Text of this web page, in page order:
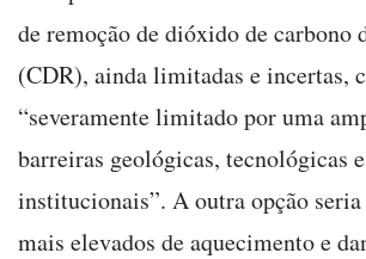
de remoção de dióxido de carbono
(CDR), ainda limitadas e incertas,
“severamente limitado por uma
barreiras geológicas, tecnológicas e
institucionais”. A outra opção
mais elevados de aquecimento e